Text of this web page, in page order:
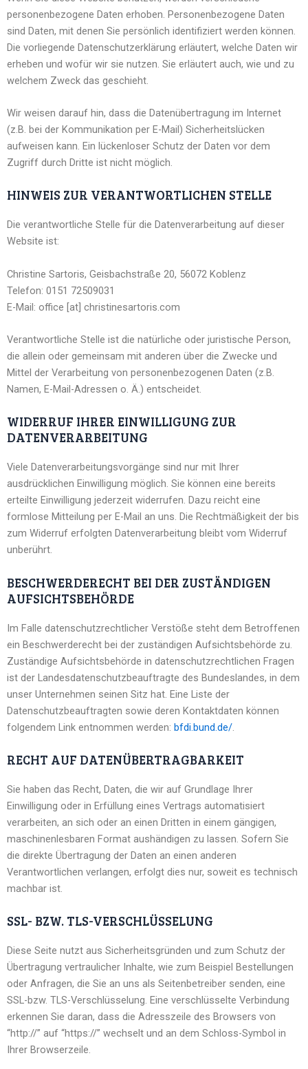
personenbezogene Daten erhoben. Personenbezogene Daten
sind Daten, mit denen Sie persönlich identifiziert werden können.
Die vorliegende Datenschutzerklärung erläutert, welche Daten wir
erheben und wofür wir sie nutzen. Sie erläutert auch, wie und zu
welchem Zweck das geschieht.
Wir weisen darauf hin, dass die Datenübertragung im Internet
(z.B. bei der Kommunikation per E-Mail) Sicherheitslücken
aufweisen kann. Ein lückenloser Schutz der Daten vor dem
Zugriff durch Dritte ist nicht möglich.
HINWEIS ZUR VERANTWORTLICHEN STELLE
Die verantwortliche Stelle für die Datenverarbeitung auf dieser
Website ist:
Christine Sartoris, Geisbachstraße 20, 56072 Koblenz
Telefon: 0151 72509031
E-Mail: office [at] christinesartoris.com
Verantwortliche Stelle ist die natürliche oder juristische Person,
die allein oder gemeinsam mit anderen über die Zwecke und
Mittel der Verarbeitung von personenbezogenen Daten (z.B.
Namen, E-Mail-Adressen o. Ä.) entscheidet.
WIDERRUF IHRER EINWILLIGUNG ZUR
DATENVERARBEITUNG
Viele Datenverarbeitungsvorgänge sind nur mit Ihrer
ausdrücklichen Einwilligung möglich. Sie können eine bereits
erteilte Einwilligung jederzeit widerrufen. Dazu reicht eine
formlose Mitteilung per E-Mail an uns. Die Rechtmäßigkeit der bis
zum Widerruf erfolgten Datenverarbeitung bleibt vom Widerruf
unberührt.
BESCHWERDERECHT BEI DER ZUSTÄNDIGEN
AUFSICHTSBEHÖRDE
Im Falle datenschutzrechtlicher Verstöße steht dem Betroffenen
ein Beschwerderecht bei der zuständigen Aufsichtsbehörde zu.
Zuständige Aufsichtsbehörde in datenschutzrechtlichen Fragen
ist der Landesdatenschutzbeauftragte des Bundeslandes, in dem
unser Unternehmen seinen Sitz hat. Eine Liste der
Datenschutzbeauftragten sowie deren Kontaktdaten können
folgendem Link entnommen werden: bfdi.bund.de/.
RECHT AUF DATENÜBERTRAGBARKEIT
Sie haben das Recht, Daten, die wir auf Grundlage Ihrer
Einwilligung oder in Erfüllung eines Vertrags automatisiert
verarbeiten, an sich oder an einen Dritten in einem gängigen,
maschinenlesbaren Format aushändigen zu lassen. Sofern Sie
die direkte Übertragung der Daten an einen anderen
Verantwortlichen verlangen, erfolgt dies nur, soweit es technisch
machbar ist.
SSL- BZW. TLS-VERSCHLÜSSELUNG
Diese Seite nutzt aus Sicherheitsgründen und zum Schutz der
Übertragung vertraulicher Inhalte, wie zum Beispiel Bestellungen
oder Anfragen, die Sie an uns als Seitenbetreiber senden, eine
SSL-bzw. TLS-Verschlüsselung. Eine verschlüsselte Verbindung
erkennen Sie daran, dass die Adresszeile des Browsers von
“http://” auf “https://” wechselt und an dem Schloss-Symbol in
Ihrer Browserzeile.